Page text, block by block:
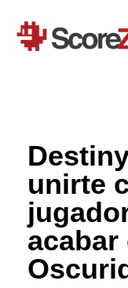
contenido
unirte
acabar